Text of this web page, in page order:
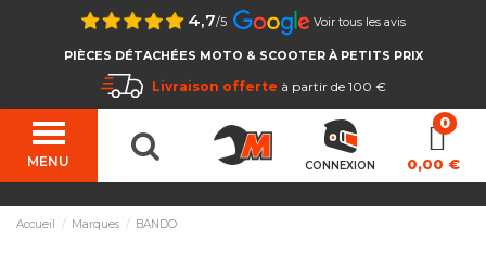
4,7/5 Voir tous les avis
PIÈCES DÉTACHÉES MOTO & SCOOTER À PETITS PRIX
Livraison offerte à partir de 100 €
MENU CONNEXION 0,00 €
Accueil Marques BANDO